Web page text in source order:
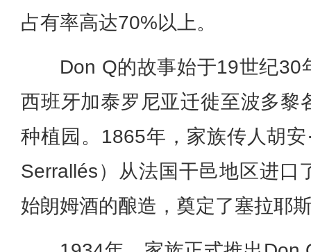
占有率高达70%以上。
Don Q的故事始于19世纪30
西班牙加泰罗尼亚迁徙至波多黎
种植园。1865年，家族传人胡
Serrallés）从法国干邑地区进口
始朗姆酒的酿造，奠定了塞拉耶